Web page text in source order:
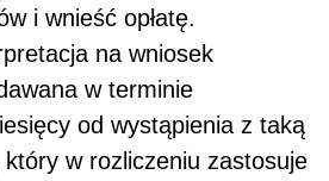
i wnieść opłatę.
na wniosek
w terminie
od wystąpienia z taką
w rozliczeniu zastosuje